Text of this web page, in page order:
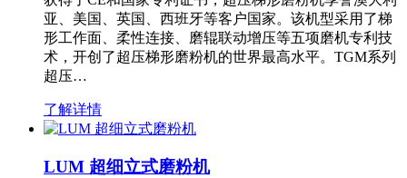
亚、美国、英国、西班牙等客户国家。该机型采用了梯
形工作面、柔性连接、磨辊联动增压等五项磨机专利技
术，开创了超压梯形磨粉机的世界最高水平。TGM系列
超压…
了解详情
LUM 超细立式磨粉机